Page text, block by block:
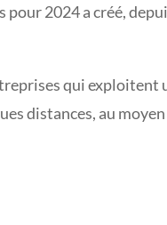
pour 2024 a créé,
qui
distances, au